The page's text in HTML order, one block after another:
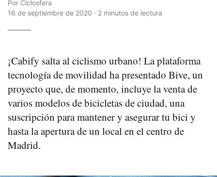
Por Ciclosfera
16 de septiembre de 2020 · 2 minutos de lectura
¡Cabify salta al ciclismo urbano! La plataforma
tecnología de movilidad ha presentado Bive, un
proyecto que, de momento, incluye la venta de
varios modelos de bicicletas de ciudad, una
suscripción para mantener y asegurar tu bici y
hasta la apertura de un local en el centro de
Madrid.